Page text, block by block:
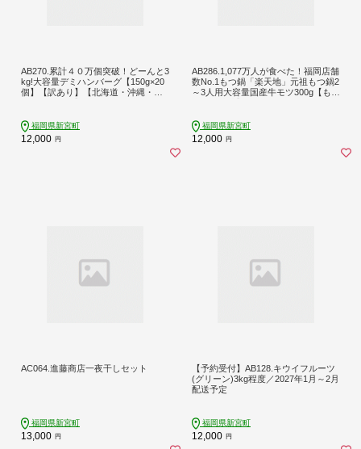
AB270.累計４０万個突破！どーんと3
kg!大容量デミハンバーグ【150g×20
個】【訳あり】【北海道・沖縄・離
福岡県新宮町
12,000 円
AB286.1,077万人が食べた！福岡店舗
数No.1もつ鍋「楽天地」元祖もつ鍋2
～3人用大容量国産牛モツ300g【もつ
福岡県新宮町
12,000 円
AC064.進藤商店一夜干しセット
福岡県新宮町
13,000 円
【予約受付】AB128.キウイフルーツ
(グリーン)3kg程度／2027年1月～2月
配送予定
福岡県新宮町
12,000 円